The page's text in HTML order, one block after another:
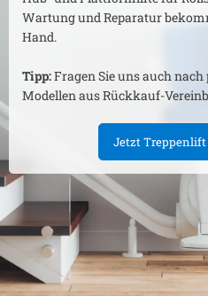
Wartung und Reparatur
Hand.
Tipp:Fragen Sie uns auch
Modellen aus Rückkauf-
Jetzt